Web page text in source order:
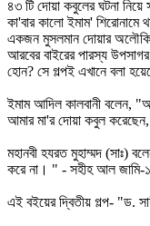
৪৩ টি দোয়া কবুলের ঘটনা
কা'বার কালো ইমাম' শিরোনামে
একজন মুসলমান দোয়ার
আরবের বাইরের পারস্য
হোন? সে গল্পই এখানে বলা
ইমাম আদিল কালবানী বলেন,
আমার মা'র দোয়া কবুল
মহানবী হযরত মুহাম্মদ (সাঃ)
করে না। " - সহীহ আল জামি-
এই বইয়ের দ্বিতীয় গল্প- "ড.